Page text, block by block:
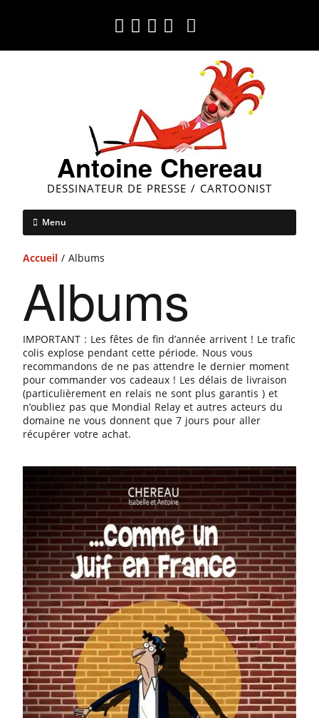
Antoine Chereau
DESSINATEUR DE PRESSE / CARTOONIST
Menu
Accueil / Albums
Albums
IMPORTANT : Les fêtes de fin d’année arrivent ! Le trafic
colis explose pendant cette période. Nous vous
recommandons de ne pas attendre le dernier moment
pour commander vos cadeaux ! Les délais de livraison
(particulièrement en relais ne sont plus garantis ) et
n’oubliez pas que Mondial Relay et autres acteurs du
domaine ne vous donnent que 7 jours pour aller
récupérer votre achat.